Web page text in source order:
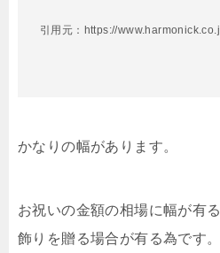
引用元：https://
かなりの幅があります。
お祝いの金額の相場に幅が有
飾りを贈る場合が有る為です。